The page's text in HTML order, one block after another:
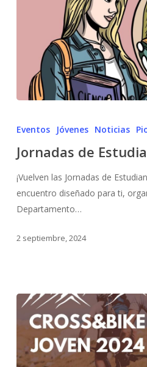
Eventos Jóvenes Noticias
Jornadas de
¡Vuelven las Jornadas de
encuentro diseñado para ti,
Departamento…
2 septiembre, 2024